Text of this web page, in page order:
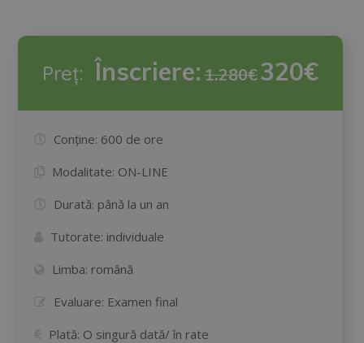
Preț: Înscriere:1.280€320€
Conține: 600 de ore
Modalitate: ON-LINE
Durată: până la un an
Tutorate: individuale
Limba: română
Evaluare: Examen final
Plată: O singură dată/ în rate